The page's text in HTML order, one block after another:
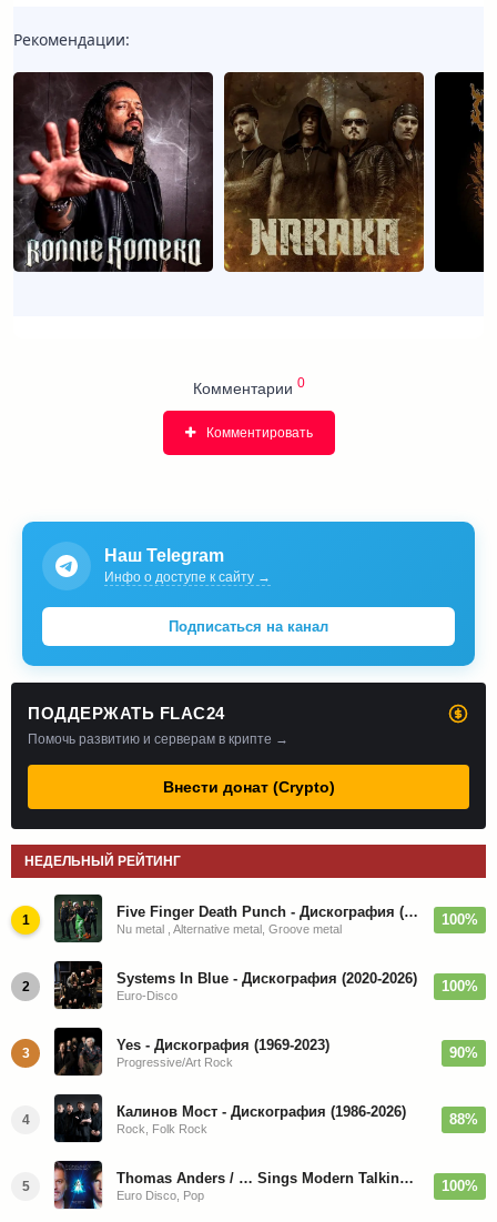
Рекомендации:
Комментарии 0
Комментировать
Наш Telegram
Инфо о доступе к сайту →
Подписаться на канал
ПОДДЕРЖАТЬ FLAC24
Помочь развитию и серверам в крипте →
Внести донат (Crypto)
НЕДЕЛЬНЫЙ РЕЙТИНГ
1 Five Finger Death Punch - Дискография (2008-2026)
Nu metal , Alternative metal, Groove metal
100%
2 Systems In Blue - Дискография (2020-2026)
Euro-Disco
100%
3 Yes - Дискография (1969-2023)
Progressive/Art Rock
90%
4 Калинов Мост - Дискография (1986-2026)
Rock, Folk Rock
88%
5 Thomas Anders / … Sings Modern Talking: The Best hi-res
Euro Disco, Pop
100%